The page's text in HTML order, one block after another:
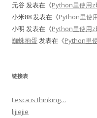
元谷发表在《Python里使用
小米88发表在《Python里使
小明 发表在《Python里使用
蜘蛛抱蛋 发表在《Python里
链接表
Lesca is thinking…
lijiejie